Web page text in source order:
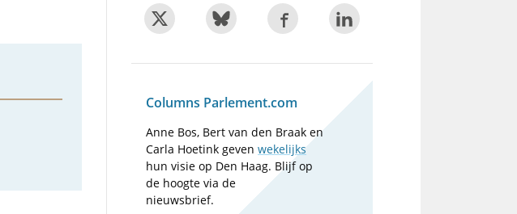
Columns Parlement.com
Anne Bos, Bert van den Braak en
Carla Hoetink gevenwekelijks
hun visie op Den Haag. Blijf op
de hoogte via de
nieuwsbrief.